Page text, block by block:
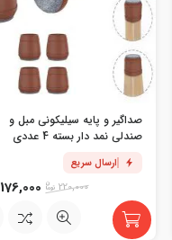
صداگیر و پایه سیلیکونی مبل و
صندلی نمد دار بسته 4 عددی
ارسال سریع
220,000
176,000